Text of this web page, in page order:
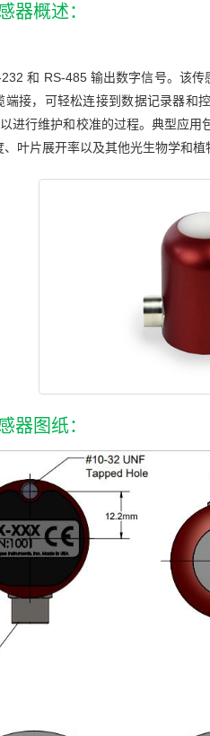
概述：
和 RS-485 输出数字信号。该
接，可轻松连接到数据记录器和
进行维护和校准的过程。典型应用
叶片展开率以及其他光生物学和植
图纸：